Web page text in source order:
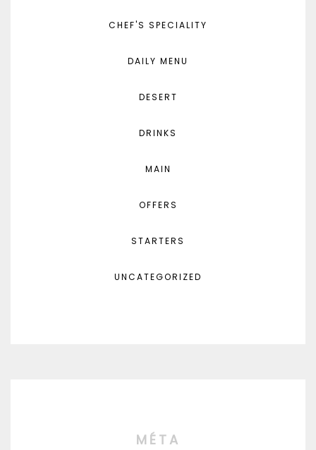
CHEF'S SPECIALITY
DAILY MENU
DESERT
DRINKS
MAIN
OFFERS
STARTERS
UNCATEGORIZED
MÉTA